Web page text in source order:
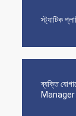
স্ট্যাটিক
ব্যক্তি
Manager